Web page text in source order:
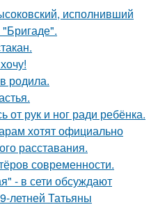
исполнивший
родила.
от рук и ног ради ребёнка.
хотят официально
расставания.
современности.
- в сети обсуждают
летней Татьяны